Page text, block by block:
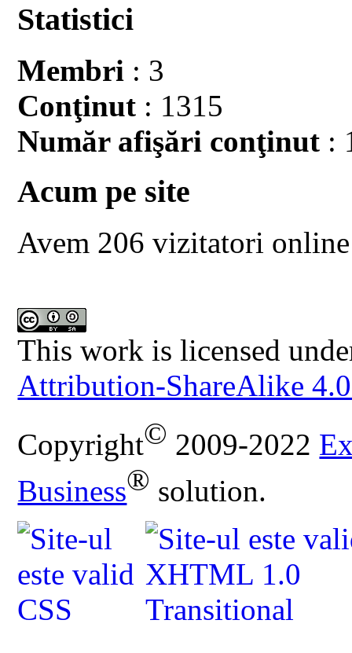
Statistici
Membri : 3
Conţinut : 1315
Număr afişări conţinut :
Acum pe site
Avem 206 vizitatori online
This work is licensed
Attribution-ShareAlike
Copyright© 2009-2022
Business® solution.